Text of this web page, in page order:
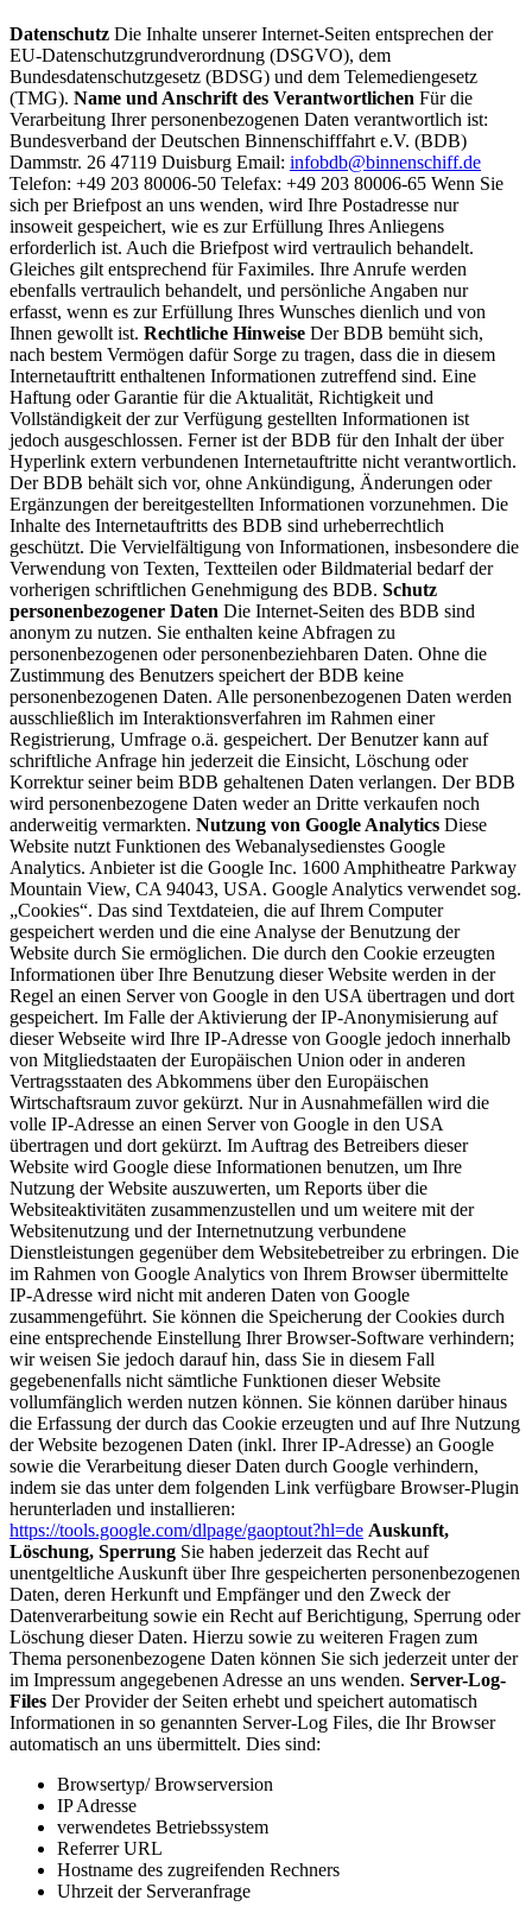
Datenschutz Die Inhalte unserer Internet-Seiten entsprechen der
EU-Datenschutzgrundverordnung (DSGVO), dem
Bundesdatenschutzgesetz (BDSG) und dem Telemediengesetz
(TMG). Name und Anschrift des Verantwortlichen Für die
Verarbeitung Ihrer personenbezogenen Daten verantwortlich ist:
Bundesverband der Deutschen Binnenschifffahrt e.V. (BDB)
Dammstr. 26 47119 Duisburg Email: infobdb@binnenschiff.de
Telefon: +49 203 80006-50 Telefax: +49 203 80006-65 Wenn Sie
sich per Briefpost an uns wenden, wird Ihre Postadresse nur
insoweit gespeichert, wie es zur Erfüllung Ihres Anliegens
erforderlich ist. Auch die Briefpost wird vertraulich behandelt.
Gleiches gilt entsprechend für Faximiles. Ihre Anrufe werden
ebenfalls vertraulich behandelt, und persönliche Angaben nur
erfasst, wenn es zur Erfüllung Ihres Wunsches dienlich und von
Ihnen gewollt ist. Rechtliche Hinweise Der BDB bemüht sich,
nach bestem Vermögen dafür Sorge zu tragen, dass die in diesem
Internetauftritt enthaltenen Informationen zutreffend sind. Eine
Haftung oder Garantie für die Aktualität, Richtigkeit und
Vollständigkeit der zur Verfügung gestellten Informationen ist
jedoch ausgeschlossen. Ferner ist der BDB für den Inhalt der über
Hyperlink extern verbundenen Internetauftritte nicht verantwortlich.
Der BDB behält sich vor, ohne Ankündigung, Änderungen oder
Ergänzungen der bereitgestellten Informationen vorzunehmen. Die
Inhalte des Internetauftritts des BDB sind urheberrechtlich
geschützt. Die Vervielfältigung von Informationen, insbesondere die
Verwendung von Texten, Textteilen oder Bildmaterial bedarf der
vorherigen schriftlichen Genehmigung des BDB. Schutz
personenbezogener Daten Die Internet-Seiten des BDB sind
anonym zu nutzen. Sie enthalten keine Abfragen zu
personenbezogenen oder personenbeziehbaren Daten. Ohne die
Zustimmung des Benutzers speichert der BDB keine
personenbezogenen Daten. Alle personenbezogenen Daten werden
ausschließlich im Interaktionsverfahren im Rahmen einer
Registrierung, Umfrage o.ä. gespeichert. Der Benutzer kann auf
schriftliche Anfrage hin jederzeit die Einsicht, Löschung oder
Korrektur seiner beim BDB gehaltenen Daten verlangen. Der BDB
wird personenbezogene Daten weder an Dritte verkaufen noch
anderweitig vermarkten. Nutzung von Google Analytics Diese
Website nutzt Funktionen des Webanalysedienstes Google
Analytics. Anbieter ist die Google Inc. 1600 Amphitheatre Parkway
Mountain View, CA 94043, USA. Google Analytics verwendet sog.
„Cookies“. Das sind Textdateien, die auf Ihrem Computer
gespeichert werden und die eine Analyse der Benutzung der
Website durch Sie ermöglichen. Die durch den Cookie erzeugten
Informationen über Ihre Benutzung dieser Website werden in der
Regel an einen Server von Google in den USA übertragen und dort
gespeichert. Im Falle der Aktivierung der IP-Anonymisierung auf
dieser Webseite wird Ihre IP-Adresse von Google jedoch innerhalb
von Mitgliedstaaten der Europäischen Union oder in anderen
Vertragsstaaten des Abkommens über den Europäischen
Wirtschaftsraum zuvor gekürzt. Nur in Ausnahmefällen wird die
volle IP-Adresse an einen Server von Google in den USA
übertragen und dort gekürzt. Im Auftrag des Betreibers dieser
Website wird Google diese Informationen benutzen, um Ihre
Nutzung der Website auszuwerten, um Reports über die
Websiteaktivitäten zusammenzustellen und um weitere mit der
Websitenutzung und der Internetnutzung verbundene
Dienstleistungen gegenüber dem Websitebetreiber zu erbringen. Die
im Rahmen von Google Analytics von Ihrem Browser übermittelte
IP-Adresse wird nicht mit anderen Daten von Google
zusammengeführt. Sie können die Speicherung der Cookies durch
eine entsprechende Einstellung Ihrer Browser-Software verhindern;
wir weisen Sie jedoch darauf hin, dass Sie in diesem Fall
gegebenenfalls nicht sämtliche Funktionen dieser Website
vollumfänglich werden nutzen können. Sie können darüber hinaus
die Erfassung der durch das Cookie erzeugten und auf Ihre Nutzung
der Website bezogenen Daten (inkl. Ihrer IP-Adresse) an Google
sowie die Verarbeitung dieser Daten durch Google verhindern,
indem sie das unter dem folgenden Link verfügbare Browser-Plugin
herunterladen und installieren:
https://tools.google.com/dlpage/gaoptout?hl=de Auskunft,
Löschung, Sperrung Sie haben jederzeit das Recht auf
unentgeltliche Auskunft über Ihre gespeicherten personenbezogenen
Daten, deren Herkunft und Empfänger und den Zweck der
Datenverarbeitung sowie ein Recht auf Berichtigung, Sperrung oder
Löschung dieser Daten. Hierzu sowie zu weiteren Fragen zum
Thema personenbezogene Daten können Sie sich jederzeit unter der
im Impressum angegebenen Adresse an uns wenden. Server-Log-
Files Der Provider der Seiten erhebt und speichert automatisch
Informationen in so genannten Server-Log Files, die Ihr Browser
automatisch an uns übermittelt. Dies sind:
Browsertyp/ Browserversion
IP Adresse
verwendetes Betriebssystem
Referrer URL
Hostname des zugreifenden Rechners
Uhrzeit der Serveranfrage